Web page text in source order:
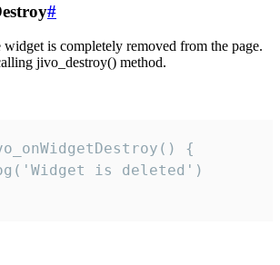
#
widget is completely removed from the page.
jivo_destroy() method.
{
is deleted')